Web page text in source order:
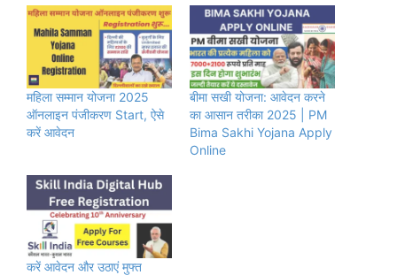
महिला सम्मान योजना 2025
ऑनलाइन पंजीकरण Start, ऐसे
करें आवेदन
बीमा सखी योजना: आवेदन करने
का आसान तरीका 2025 | PM
Bima Sakhi Yojana Apply
Online
करें आवेदन और उठाएं मुफ्त